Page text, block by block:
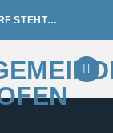
STEHT…